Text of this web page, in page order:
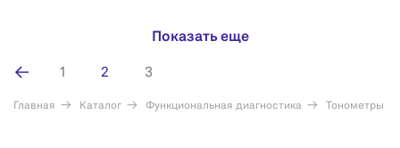
Показать еще
1 2 3
Главная Каталог Функциональная диагностика Тонометры